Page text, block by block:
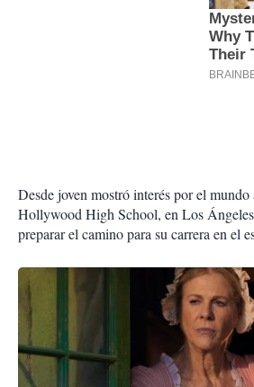
Desde joven mostró interés por el
Hollywood High School, en Los
preparar el camino para su carrera en el